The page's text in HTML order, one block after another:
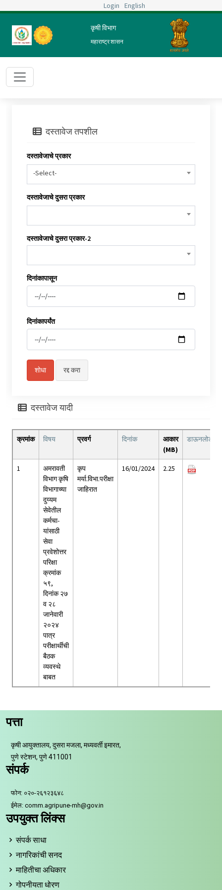
Login English
कृषी विभाग
महाराष्ट्र शासन
दस्तावेज तपशील
दस्तावेजाचे प्रकार
-Select-
दस्तावेजाचे दुसरा प्रकार
दस्तावेजाचे दुसरा प्रकार-2
दिनांकापासून
दिनांकापर्यंत
दस्तावेज यादी
क्रमांक विषय प्रवर्ग दिनांक
आकार
(MB)
डाऊनलोड
1
अमरावती
विभाग कृषि
विभागाच्या
दुय्यम
सेवेतील
कर्मचा-
यांसाठी
सेवा
प्रवेशोत्तर
परिक्षा
क्रमांक
५९,
दिनांक २७
व २८
जानेवारी
२०२४
पात्र
परीक्षार्थीची
बैठक
व्यवस्थे
बाबत
कृप
मर्या.विभा.परीक्षा
जाहिरात
16/01/2024 2.25
पत्ता
कृषी आयुक्तालय, दुसरा मजला, मध्यवर्ती इमारत,
पुणे स्टेशन, पुणे 411001
संपर्क
फोन: ०२०-२६१२३६४८
ईमेल: comm.agripune-mh@gov.in
उपयुक्त लिंक्स
संपर्क साधा
नागरिकांची सनद
माहितीचा अधिकार
गोपनीयता धोरण